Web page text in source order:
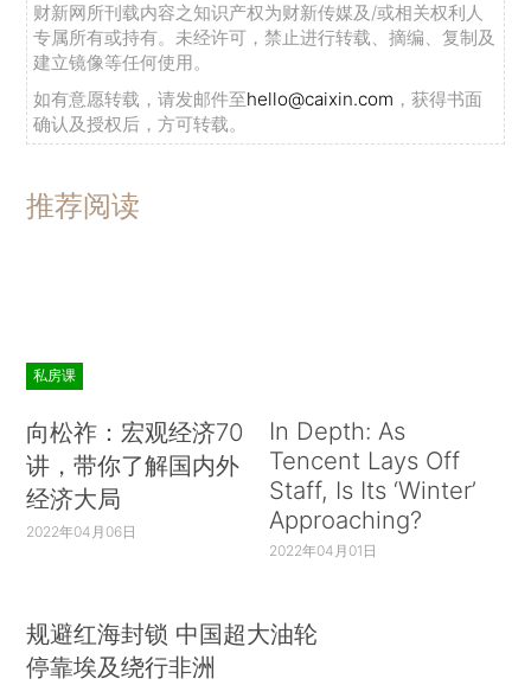
财新网所刊载内容之知识产权为财新传媒及/或相关权利人
专属所有或持有。未经许可，禁止进行转载、摘编、复制及
建立镜像等任何使用。
如有意愿转载，请发邮件至hello@caixin.com ，获得书面
确认及授权后，方可转载。
推荐阅读
私房课
向松祚：宏观经济70
讲，带你了解国内外
经济大局
2022年04月06日
In Depth: As
Tencent Lays Off
Staff, Is Its ‘Winter’
Approaching?
2022年04月01日
规避红海封锁 中国超大油轮
停靠埃及绕行非洲